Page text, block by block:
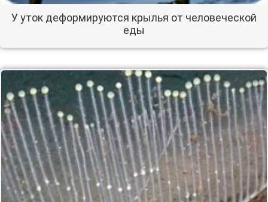
У уток деформируются крылья от человеческой
еды